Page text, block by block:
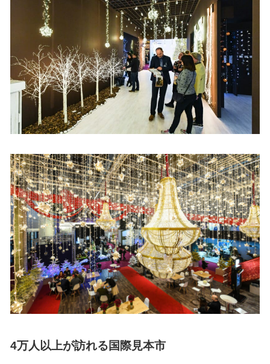
4万人以上が訪れる国際見本市